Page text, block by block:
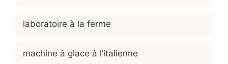
laboratoire à la ferme
machine à glace à l’italienne